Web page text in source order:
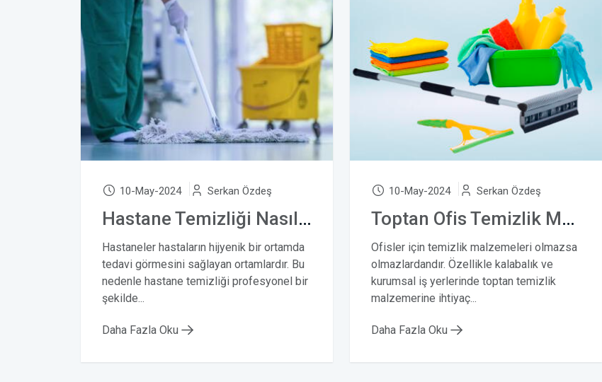
10-May-2024 Serkan Özdeş
Hastane Temizliği Nasıl Yapılır?
Hastaneler hastaların hijyenik bir ortamda
tedavi görmesini sağlayan ortamlardır. Bu
nedenle hastane temizliği profesyonel bir
şekilde...
Daha Fazla Oku
10-May-2024 Serkan Özdeş
Toptan Ofis Temizlik Malzemeleri
Ofisler için temizlik malzemeleri olmazsa
olmazlardandır. Özellikle kalabalık ve
kurumsal iş yerlerinde toptan temizlik
malzemerine ihtiyaç...
Daha Fazla Oku